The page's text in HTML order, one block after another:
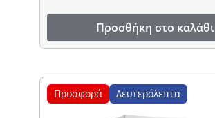
Προσθήκη στο καλάθι
Προσφορά Δευτερόλεπτα